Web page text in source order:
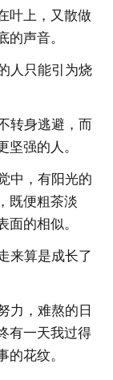
叶上，又散做
的声音。
人只能引为烧
转身逃避，而
坚强的人。
中，有阳光的
既便粗茶淡
面的相似。
来算是成长了
力，难熬的日
有一天我过得
的花纹。